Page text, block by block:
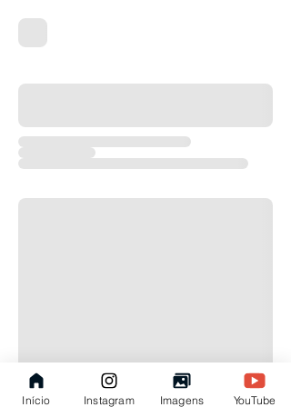
Início Instagram Imagens YouTube